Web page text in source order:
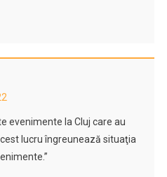
evenimente la Cluj care au
lucru îngreunează situaţia